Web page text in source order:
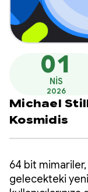
01
NIS
2026
Michael
Kosmidis
64 bit
gelecekteki